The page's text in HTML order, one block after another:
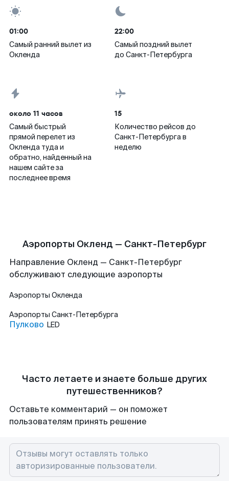
01:00
Самый ранний вылет из
Окленда
22:00
Самый поздний вылет
до Санкт-Петербурга
около 11 часов
Самый быстрый
прямой перелет из
Окленда туда и
обратно, найденный на
нашем сайте за
последнее время
15
Количество рейсов до
Санкт-Петербурга в
неделю
Аэропорты Окленд — Санкт-Петербург
Направление Окленд — Санкт-Петербург
обслуживают следующие аэропорты
Аэропорты Окленда
Аэропорты Санкт-Петербурга
Пулково LED
Часто летаете и знаете больше других
путешественников?
Оставьте комментарий — он поможет
пользователям принять решение